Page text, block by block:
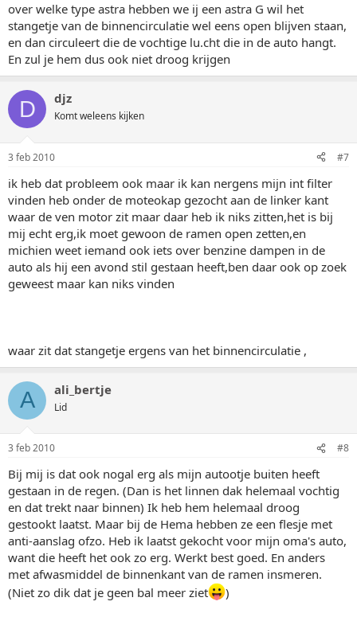
over welke type astra hebben we ij een astra G wil het
stangetje van de binnencirculatie wel eens open blijven staan,
en dan circuleert die de vochtige lu.cht die in de auto hangt.
En zul je hem dus ook niet droog krijgen
D djz
Komt weleens kijken
3 feb 2010 #7
ik heb dat probleem ook maar ik kan nergens mijn int filter
vinden heb onder de moteokap gezocht aan de linker kant
waar de ven motor zit maar daar heb ik niks zitten,het is bij
mij echt erg,ik moet gewoon de ramen open zetten,en
michien weet iemand ook iets over benzine dampen in de
auto als hij een avond stil gestaan heeft,ben daar ook op zoek
geweest maar kan niks vinden
waar zit dat stangetje ergens van het binnencirculatie ,
A ali_bertje
Lid
3 feb 2010 #8
Bij mij is dat ook nogal erg als mijn autootje buiten heeft
gestaan in de regen. (Dan is het linnen dak helemaal vochtig
en dat trekt naar binnen) Ik heb hem helemaal droog
gestookt laatst. Maar bij de Hema hebben ze een flesje met
anti-aanslag ofzo. Heb ik laatst gekocht voor mijn oma's auto,
want die heeft het ook zo erg. Werkt best goed. En anders
met afwasmiddel de binnenkant van de ramen insmeren.
(Niet zo dik dat je geen bal meer ziet
)